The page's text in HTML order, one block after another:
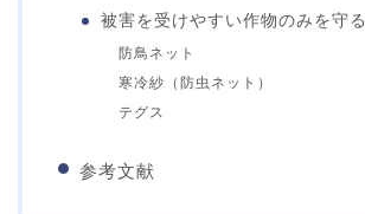
被害を受けやすい作物のみを守る
防鳥ネット
寒冷紗（防虫ネット）
テグス
参考文献